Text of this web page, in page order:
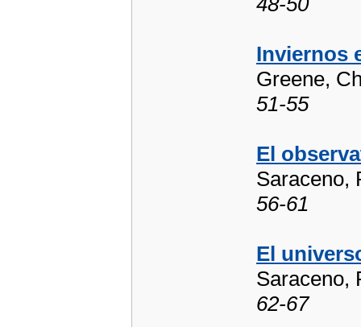
Inviernos
Greene,
51-55
El
Saraceno,
56-61
El
Saraceno,
62-67